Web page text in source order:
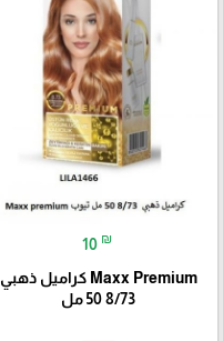
10 ₪
Maxx Premium كراميل ذهبي
8/73 50 مل